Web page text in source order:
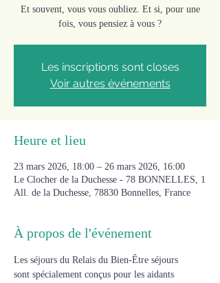
Et souvent, vous vous oubliez. Et si, pour une
fois, vous pensiez à vous ?
Les inscriptions sont closes
Voir autres événements
Heure et lieu
23 mars 2026, 18:00 – 26 mars 2026, 16:00
Le Clocher de la Duchesse - 78 BONNELLES, 1
All. de la Duchesse, 78830 Bonnelles, France
À propos de l'événement
L​es séjours du Relais du Bien-Être séjours
sont spécialement conçus pour les aidants